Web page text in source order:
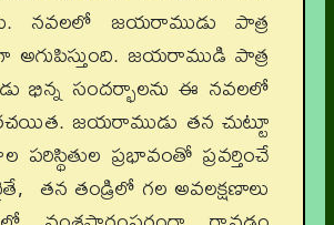
నవలలో జయరాముడు పాత్ర
అగుపిస్తుంది. జయరాముడి పాత్ర
భిన్న సందర్భాలను ఈ నవలలో
జయరాముడు తన చుట్టూ
పరిస్థితుల ప్రభావంతో ప్రవర్తించే
తన తండ్రిలో గల అవలక్షణాలు